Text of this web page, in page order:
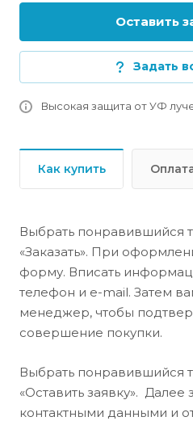
Оставить
Задать
Высокая защита от УФ
Как купить
Выбрать понравившийся
«Заказать». При
форму. Вписать
телефон и e-mail. Затем
менеджер, чтобы
совершение покупки.
Выбрать понравившийся
«Оставить заявку». Далее
контактными данными и